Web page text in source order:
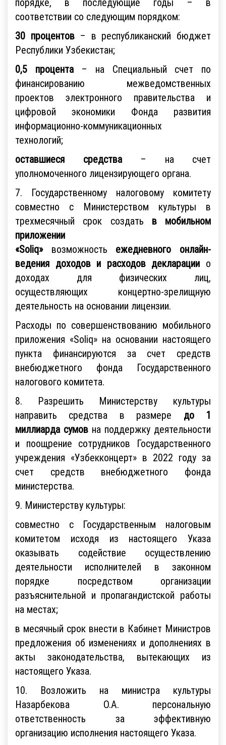
соответствии со следующим порядком:
30 процентов– в республиканский бюджет
Республики Узбекистан;
0,5 процента– на Специальный счет по
финансированию межведомственных
проектов электронного правительства и
цифровой экономики Фонда развития
информационно-коммуникационных
технологий;
оставшиеся средства– на счет
уполномоченного лицензирующего органа.
7. Государственному налоговому комитету
совместно с Министерством культуры в
трехмесячный срок создать в мобильном
приложении
«Soliq»возможность ежедневного онлайн-
ведения доходов и расходов декларации о
доходах для физических лиц,
осуществляющих концертно-зрелищную
деятельность на основании лицензии.
Расходы по совершенствованию мобильного
приложения «Soliq» на основании настоящего
пункта финансируются за счет средств
внебюджетного фонда Государственного
налогового комитета.
8. Разрешить Министерству культуры
направить средства в размере до 1
миллиарда сумов на поддержку деятельности
и поощрение сотрудников Государственного
учреждения «Узбекконцерт» в 2022 году за
счет средств внебюджетного фонда
министерства.
9. Министерству культуры:
совместно с Государственным налоговым
комитетом исходя из настоящего Указа
оказывать содействие осуществлению
деятельности исполнителей в законном
порядке посредством организации
разъяснительной и пропагандистской работы
на местах;
в месячный срок внести в Кабинет Министров
предложения об изменениях и дополнениях в
акты законодательства, вытекающих из
настоящего Указа.
10. Возложить на министра культуры
Назарбекова О.А. персональную
ответственность за эффективную
организацию исполнения настоящего Указа.